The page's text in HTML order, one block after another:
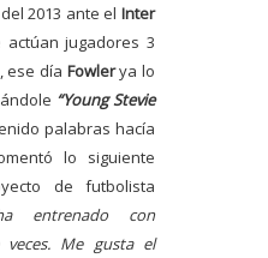
2013 ante el Inter
jugadores 3
ese día Fowlerya lo
“Young Stevie
palabras hacía
lo siguiente
de futbolista
entrenado con
Me gusta el